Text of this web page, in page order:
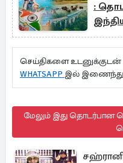
:
செய்திகளை உடனுக்குடன்
WHATSAPP இல்
மேலும் இது தொடர்பான